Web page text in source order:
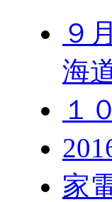
９
海
１
家